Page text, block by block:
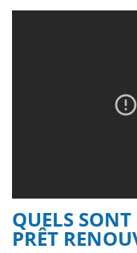
QUELS SONT
PRÊT